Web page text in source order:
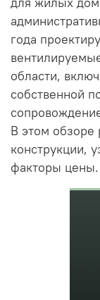
года
области,
собственной
В этом обзоре
конструкции,
факторы цены.